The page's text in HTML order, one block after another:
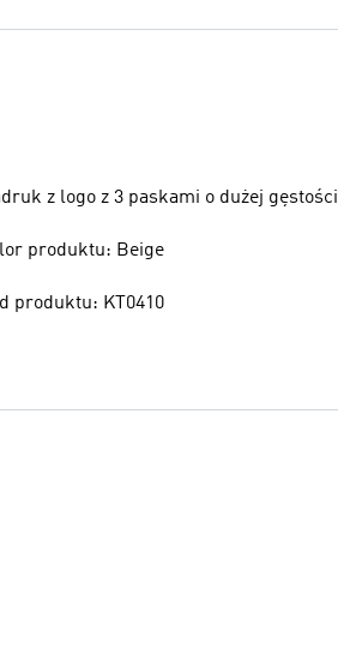
z logo z 3 paskami o dużej gęstości
produktu: Beige
produktu: KT0410